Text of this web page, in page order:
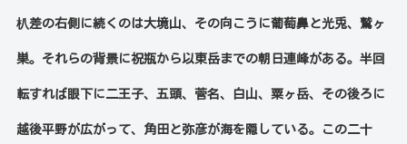
朳差の右側に続くのは大境山、その向こうに葡萄鼻と光兎、鷲ヶ
巣。それらの背景に祝瓶から以東岳までの朝日連峰がある。半回
転すれば眼下に二王子、五頭、菅名、白山、粟ヶ岳、その後ろに
越後平野が広がって、角田と弥彦が海を隠している。この二十